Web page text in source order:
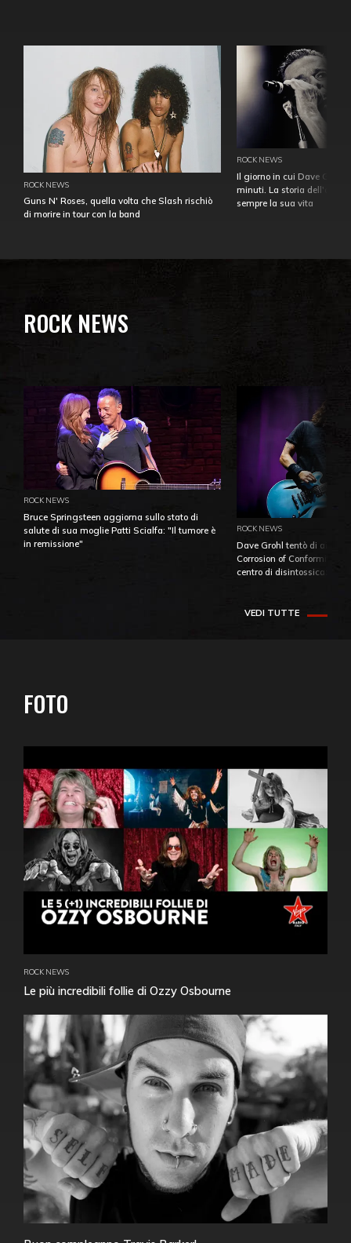
ROCK NEWS
Guns N' Roses, quella volta che Slash rischiò
di morire in tour con la band
ROCK NEWS
Il giorno in cui Dave
minuti. La storia
sempre la sua vita
ROCK NEWS
ROCK NEWS
Bruce Springsteen aggiorna sullo stato di
salute di sua moglie Patti Scialfa: "Il tumore è
in remissione"
ROCK NEWS
Dave Grohl tentò di
Corrosion of Conformity
centro di
VEDI TUTTE
FOTO
ROCK NEWS
Le più incredibili follie di Ozzy Osbourne